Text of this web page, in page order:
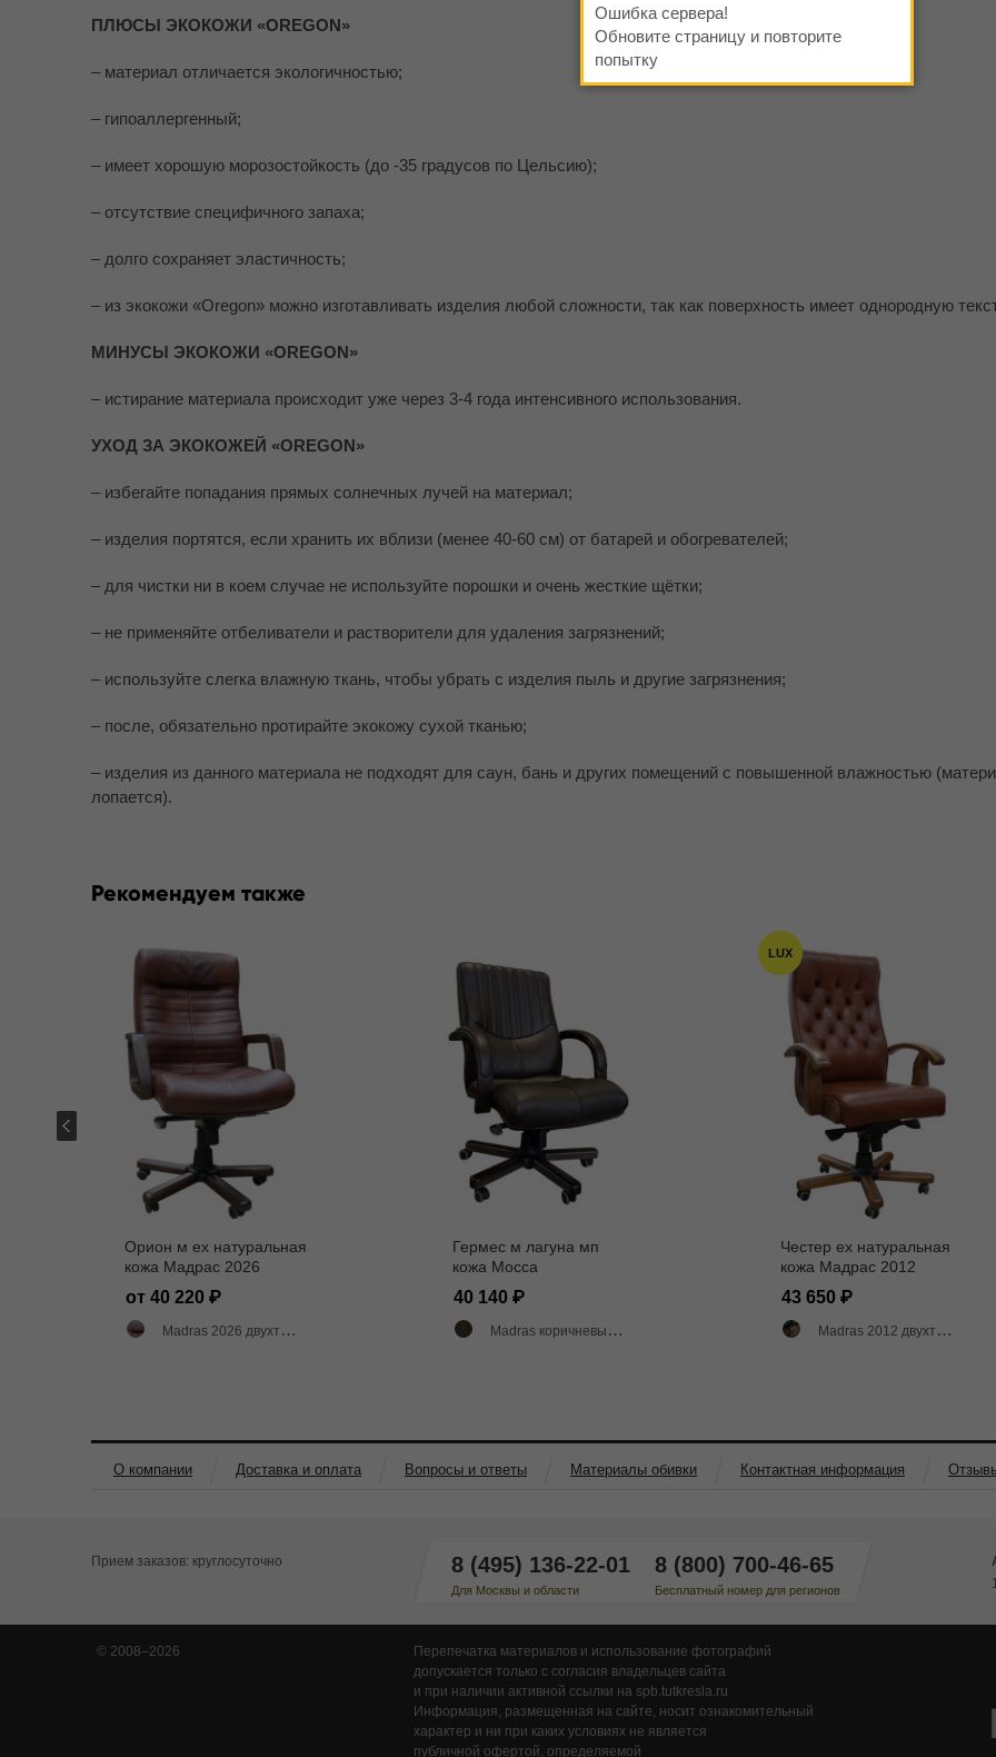
ПЛЮСЫ ЭКОКОЖИ «OREGON»
– материал отличается экологичностью;
– гипоаллергенный;
– имеет хорошую морозостойкость (до -35 градусов по Цельсию);
– отсутствие специфичного запаха;
– долго сохраняет эластичность;
– из экокожи «Oregon» можно изготавливать изделия любой сложности, так как поверхность имеет однородную
МИНУСЫ ЭКОКОЖИ «OREGON»
– истирание материала происходит уже через 3-4 года интенсивного использования.
УХОД ЗА ЭКОКОЖЕЙ «OREGON»
– избегайте попадания прямых солнечных лучей на материал;
– изделия портятся, если хранить их вблизи (менее 40-60 см) от батарей и обогревателей;
– для чистки ни в коем случае не используйте порошки и очень жесткие щётки;
– не применяйте отбеливатели и растворители для удаления загрязнений;
– используйте слегка влажную ткань, чтобы убрать с изделия пыль и другие загрязнения;
– после, обязательно протирайте экокожу сухой тканью;
– изделия из данного материала не подходят для саун, бань и других помещений с повышенной влажностью
лопается).
Рекомендуем также
Орион м ех натуральная
кожа Мадрас 2026
от 40 220
Madras 2026 двухтоновый
Гермес м лагуна мп
кожа Mocca
40 140
Madras коричневый матовый
LUX
Честер ех натуральная
кожа Мадрас 2012
43 650
Madras 2012 двухтоновый глянец
О компании Доставка и оплата Вопросы и ответы Материалы обивки Контактная информация
Прием заказов: круглосуточно 8 (495) 136-22-01
Для Москвы и области
8 (800) 700-46-65
Бесплатный номер для регионов
© 2008–2026
Перепечатка материалов и использование фотографий
допускается только с согласия владельцев сайта
и при наличии активной ссылки на spb.tutkresla.ru
Информация, размещенная на сайте, носит ознакомительный
характер и ни при каких условиях не является
публичной офертой, определяемой
Ошибка сервера!
Обновите страницу и повторите
попытку